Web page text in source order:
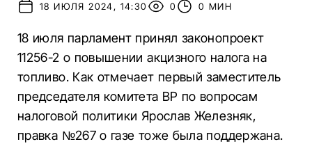
18 ИЮЛЯ 2024, 14:30
0 0 МИН
18 июля парламент принял законопроект
11256-2 о повышении акцизного налога на
топливо. Как отмечает первый заместитель
председателя комитета ВР по вопросам
налоговой политики Ярослав Железняк,
правка №267 о газе тоже была поддержана.